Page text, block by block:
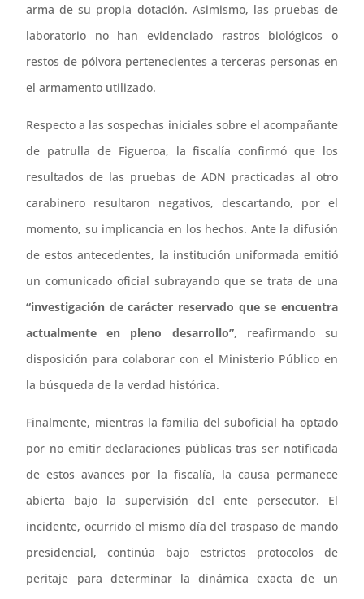
arma de su propia dotación. Asimismo, las pruebas de
laboratorio no han evidenciado rastros biológicos o
restos de pólvora pertenecientes a terceras personas en
el armamento utilizado.
Respecto a las sospechas iniciales sobre el acompañante
de patrulla de Figueroa, la fiscalía confirmó que los
resultados de las pruebas de ADN practicadas al otro
carabinero resultaron negativos, descartando, por el
momento, su implicancia en los hechos. Ante la difusión
de estos antecedentes, la institución uniformada emitió
un comunicado oficial subrayando que se trata de una
“investigación de carácter reservado que se encuentra
actualmente en pleno desarrollo”, reafirmando su
disposición para colaborar con el Ministerio Público en
la búsqueda de la verdad histórica.
Finalmente, mientras la familia del suboficial ha optado
por no emitir declaraciones públicas tras ser notificada
de estos avances por la fiscalía, la causa permanece
abierta bajo la supervisión del ente persecutor. El
incidente, ocurrido el mismo día del traspaso de mando
presidencial, continúa bajo estrictos protocolos de
peritaje para determinar la dinámica exacta de un